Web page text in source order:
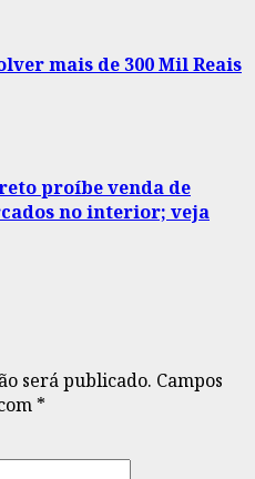
mais de 300 Mil Reais
proíbe venda de
no interior; veja
será publicado. Campos
*